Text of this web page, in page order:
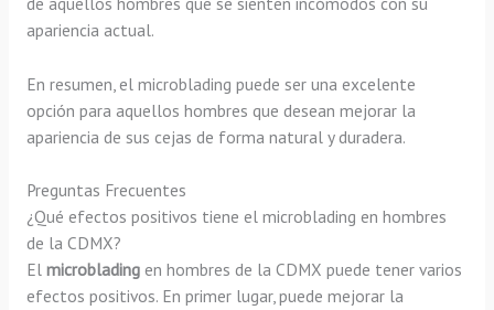
apariencia actual.
En resumen, el microblading puede ser una excelente
opción para aquellos hombres que desean mejorar la
apariencia de sus cejas de forma natural y duradera.
Preguntas Frecuentes
¿Qué efectos positivos tiene el microblading en hombres
de la CDMX?
El microbladingen hombres de la CDMX puede tener varios
efectos positivos. En primer lugar, puede mejorar la